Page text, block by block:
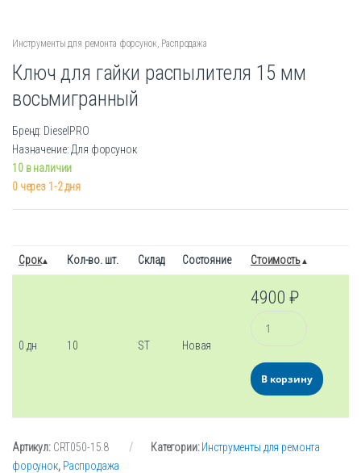
Инструменты для ремонта форсунок Распродажа
Ключ для гайки распылителя 15 мм
восьмигранный
Бренд: DieselPRO
Назначение: Для форсунок
10 в наличии
0 через 1-2 дня
Срок Кол-во. шт. Склад Состояние Стоимость
0 дн 10 ST Новая
4900₽
Количество
В корзину
Артикул: CRT050-15.8 Категории: Инструменты для ремонта
форсунок, Распродажа